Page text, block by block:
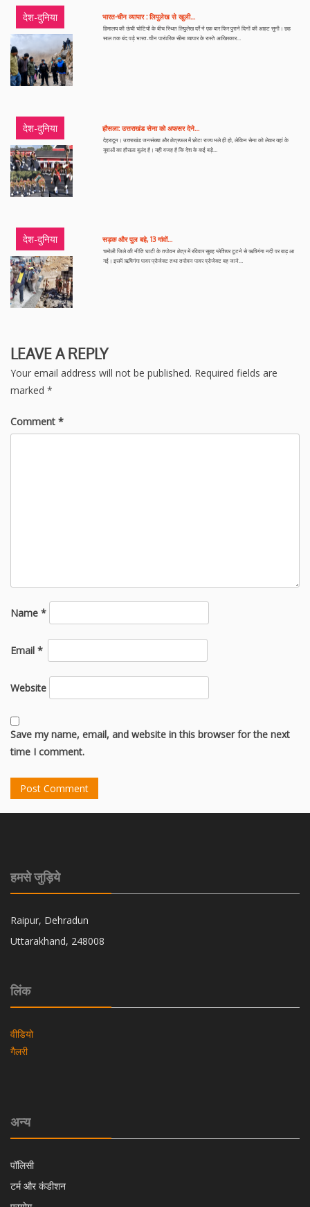
देश-दुनिया भारत-चीन व्यापार : लिपुलेख से खुली…
हिमालय की ऊंची चोटियों के बीच स्थित लिपुलेख दर्रे ने एक बार फिर पुराने दिनों की आहट सुनी। छह
साल तक बंद पड़े भारत-चीन पारंपरिक सीमा व्यापार के रास्ते आखिरकार…
देश-दुनिया हौसला: उत्तराखंड सेना को अफसर देने…
देहरादून। उत्तराखंड जनसंख्या और क्षेत्रफल में छोटा राज्य भले ही हो, लेकिन सेना को लेकर यहां के
युवाओं का हौसला बुलंद है। यही वजह है कि देश के कई बड़े…
देश-दुनिया सड़क और पुल बहे, 13 गांवों…
चमोली जिले की नीति घाटी के तपोवन क्षेत्र में रविवार सुबह ग्लेशियर टूटने से ऋषिगंगा नदी पर बाढ़ आ
गई। इसमें ऋषिगंगा पावर प्रोजेक्ट तथा तपोवन पावर प्रोजेक्ट बह जाने…
LEAVE A REPLY
Your email address will not be published. Required fields are
marked *
Comment *
Name *
Email *
Website
Save my name, email, and website in this browser for the next
time I comment.
हमसे जुड़िये
Raipur, Dehradun
Uttarakhand, 248008
लिंक
वीडियो
गैलरी
अन्य
पॉलिसी
टर्म और कंडीशन